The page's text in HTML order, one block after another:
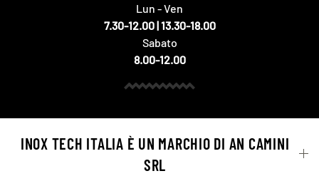
Lun - Ven
7.30-12.00 | 13.30-18.00
Sabato
8.00-12.00
INOX TECH ITALIA È UN MARCHIO DI AN CAMINI
SRL